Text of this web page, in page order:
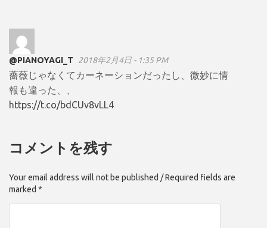
@PIANOYAGI_T 2018年2月4日 - 1:35 PM
薔薇じゃなくてカーネーションだったし、微妙に情
報も違った、、
https://t.co/bdCUv8vLL4
コメントを残す
Your email address will not be published / Required fields are
marked *